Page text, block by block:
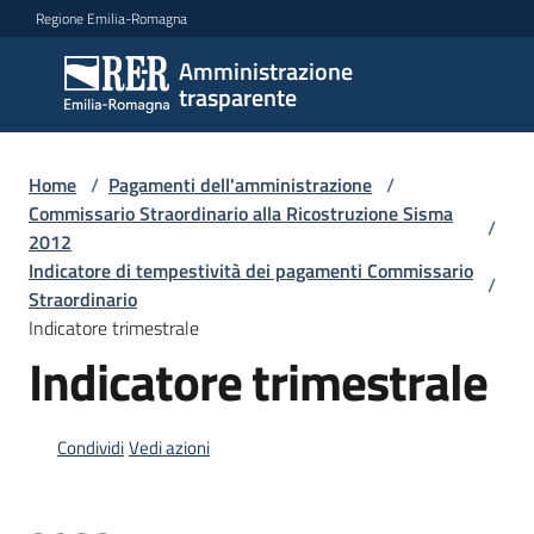
Vai al contenuto
Vai alla navigazione
Vai al footer
Regione Emilia-Romagna
Amministrazione
trasparente
Amministrazione
trasparente
Sottosezioni
Accesso
Home / Pagamenti dell'amministrazione /
Commissario Straordinario alla Ricostruzione Sisma
2012
/
Indicatore di tempestività dei pagamenti Commissario
Straordinario
/
Indicatore trimestrale
Indicatore trimestrale
CondividiVedi azioni